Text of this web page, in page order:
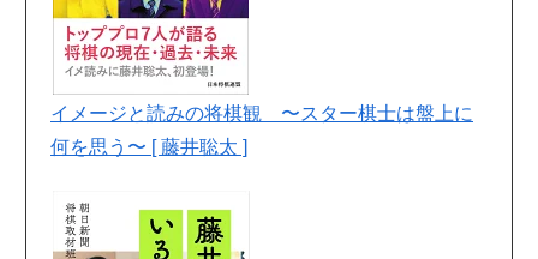
イメージと読みの将棋観 〜スター棋士は盤上に
何を思う〜 [ 藤井聡太 ]